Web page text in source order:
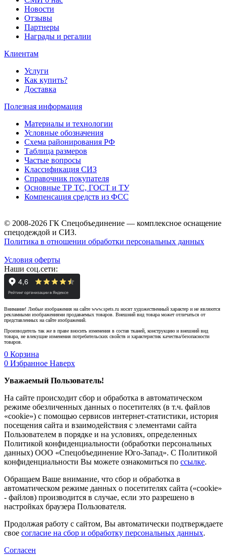
Новости
Отзывы
Партнеры
Награды и регалии
Клиентам
Услуги
Как купить?
Доставка
Полезная информация
Материалы и технологии
Условные обозначения
Схема районирования РФ
Таблица размеров
Частые вопросы
Классификация СИЗ
Справочник покупателя
Основные ТР ТС, ГОСТ и ТУ
Компенсация средств из ФСС
© 2008-2026 ГК Спецобъединение — комплексное оснащение
спецодеждой и СИЗ.
Политика в отношении обработки персональных данных
Условия оферты
Наши соц.сети:
Внимание! Любые изображения на сайте www.spets.ru носят художественный характер и не являются
рекламными изображениями продаваемых товаров. Внешний вид товара может отличаться от
представленных на сайте изображений.
Производитель так же в праве вносить изменения в состав тканей, конструкцию и внешний вид
товара, не влекущие изменения потребительских свойств и характеристик качества/безопасности
товаров.
0 Корзина
0 Избранное Наверх
Уважаемый Пользователь!
На сайте происходит сбор и обработка в автоматическом
режиме обезличенных данных о посетителях (в т.ч. файлов
«cookie») с помощью сервисов интернет-статистики, история
посещения сайта и взаимодействия с элементами сайта
Пользователем в порядке и на условиях, определенных
Политикой конфиденциальности (обработки персональных
данных) ООО «Спецобъединение Юго-Запад». С Политикой
конфиденциальности Вы можете ознакомиться по ссылке.
Обращаем Ваше внимание, что сбор и обработка в
автоматическом режиме данных о посетителях сайта («cookie»
- файлов) производится в случае, если это разрешено в
настройках браузера Пользователя.
Продолжая работу с сайтом, Вы автоматически подтверждаете
свое согласие на сбор и обработку персональных данных.
Согласен